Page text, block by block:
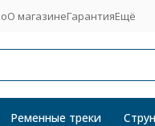
О магазинеГарантияЕщё
Ременные треки